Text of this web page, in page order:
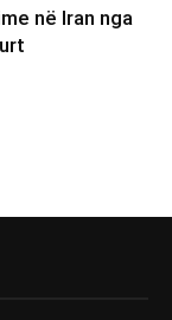
në Iran nga